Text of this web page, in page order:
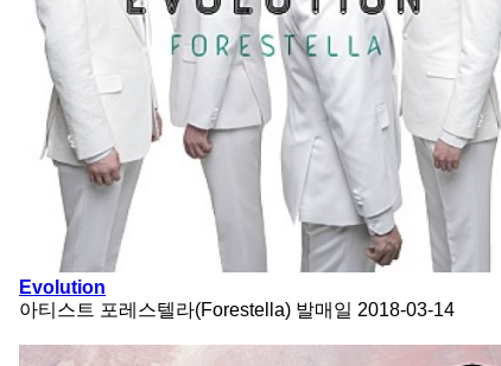
Evolution
아티스트 포레스텔라(Forestella) 발매일 2018-03-14